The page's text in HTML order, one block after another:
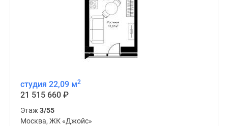
студия 22,09 м2
21 515 660 ₽
Этаж3/55
Москва, ЖК «Джойс»